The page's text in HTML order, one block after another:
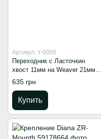
Артикул: Y-0050
Переходник с Ласточкин
хвост 11мм на Weaver 21мм с
базой (Y-0050)
635 грн
Купить